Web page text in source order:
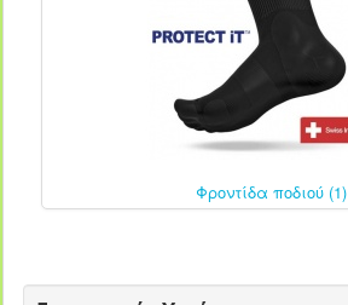
Φροντίδα ποδιού (1)